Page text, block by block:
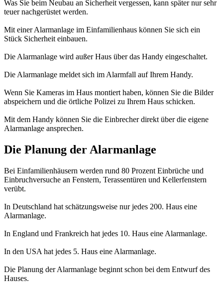
Was Sie beim Neubau an Sicherheit vergessen, kann später nur sehr
teuer nachgerüstet werden.
Mit einer Alarmanlage im Einfamilienhaus können Sie sich ein
Stück Sicherheit einbauen.
Die Alarmanlage wird außer Haus über das Handy eingeschaltet.
Die Alarmanlage meldet sich im Alarmfall auf Ihrem Handy.
Wenn Sie Kameras im Haus montiert haben, können Sie die Bilder
abspeichern und die örtliche Polizei zu Ihrem Haus schicken.
Mit dem Handy können Sie die Einbrecher direkt über die eigene
Alarmanlage ansprechen.
Die Planung der Alarmanlage
Bei Einfamilienhäusern werden rund 80 Prozent Einbrüche und
Einbruchversuche an Fenstern, Terassentüren und Kellerfenstern
verübt.
In Deutschland hat schätzungsweise nur jedes 200. Haus eine
Alarmanlage.
In England und Frankreich hat jedes 10. Haus eine Alarmanlage.
In den USA hat jedes 5. Haus eine Alarmanlage.
Die Planung der Alarmanlage beginnt schon bei dem Entwurf des
Hauses.